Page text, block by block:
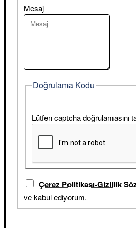
Mesaj
Doğrulama Kodu
Lütfen captcha doğrulamasını
Çerez Politikası-Gizlilik
ve kabul ediyorum.